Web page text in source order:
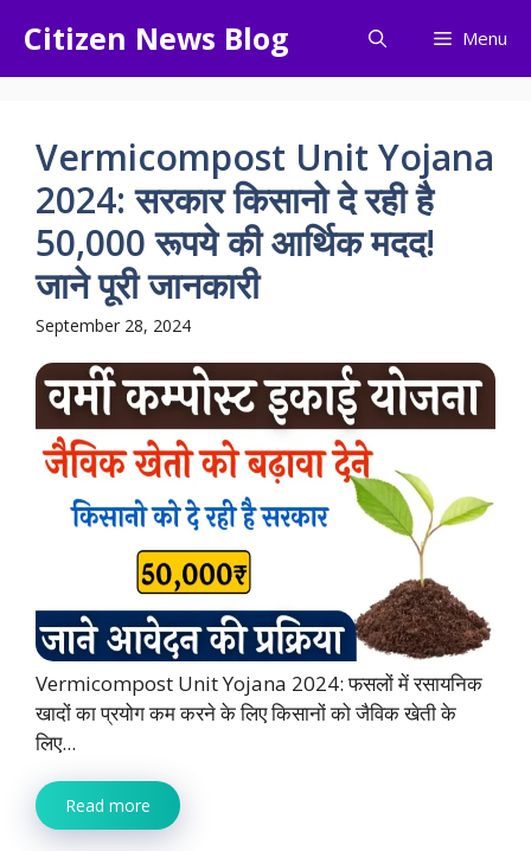
content
Citizen News Blog Menu
Vermicompost Unit Yojana
2024: सरकार किसानो दे रही है
50,000 रूपये की आर्थिक मदद!
जाने पूरी जानकारी
September 28, 2024
Vermicompost Unit Yojana 2024: फसलों में रसायनिक
खादों का प्रयोग कम करने के लिए किसानों को जैविक खेती के
लिए...
Read more